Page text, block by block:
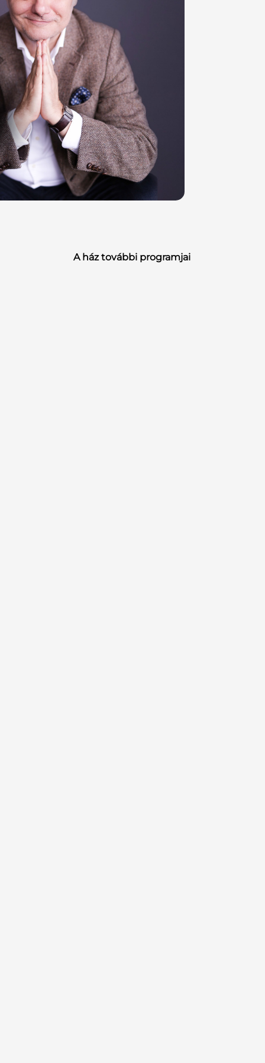
A ház további programjai